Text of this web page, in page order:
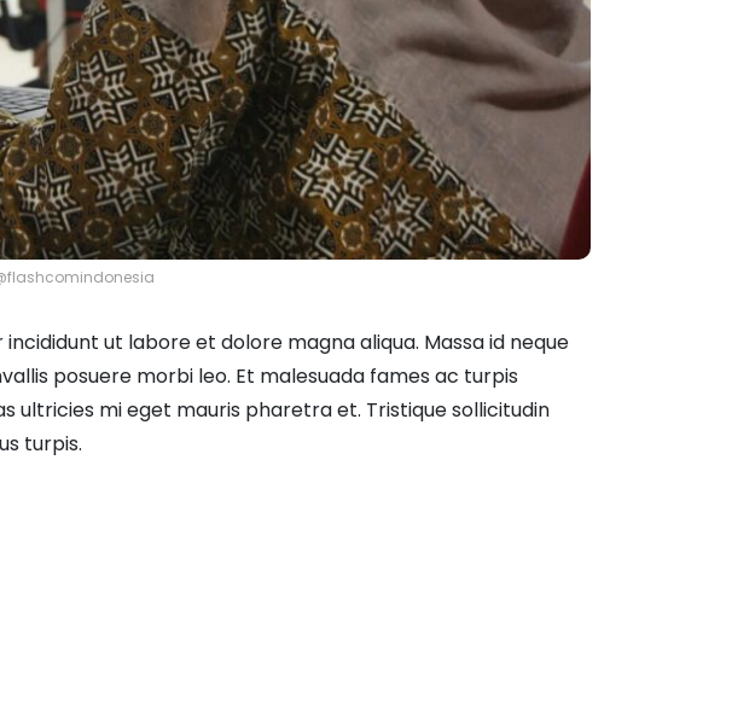
ut labore et dolore magna aliqua. Massa id neque
posuere morbi leo. Et malesuada fames ac turpis
ultricies mi eget mauris pharetra et. Tristique sollicitudin
turpis.